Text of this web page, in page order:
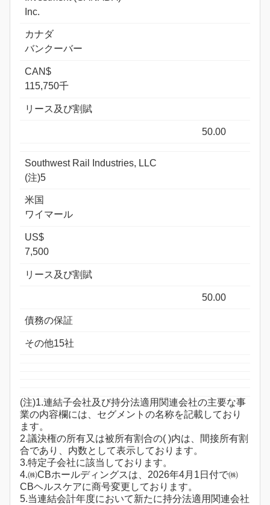
Inc.
カナダ
バンクーバー
CAN$
115,750千
リース及び割賦
50.00
Southwest Rail Industries, LLC
(注)5
米国
ワイマール
US$
7,500
リース及び割賦
50.00
債務の保証
その他15社
(注)1.連結子会社及び持分法適用関連会社の主要な事
業の内容欄には、セグメントの名称を記載しており
ます。
2.議決権の所有又は被所有割合の( )内は、間接所有割
合であり、内数として表示しております。
3.特定子会社に該当しております。
4.㈱CBホールディングスは、2026年4月1日付で㈱
CBヘルスケアに商号変更しております。
5.当連結会計年度において新たに持分法適用関連会社